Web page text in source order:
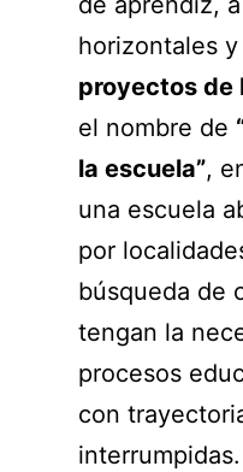
horizontales
proyectos de
el nombre de
la escuela”,
una escuela
por
búsqueda de
tengan la
procesos
con
interrumpidas.